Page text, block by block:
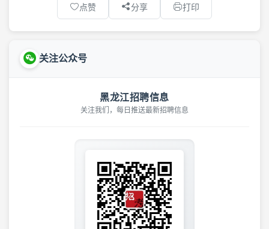
点赞 分享 打印
关注公众号
黑龙江招聘信息
关注我们，每日推送最新招聘信息